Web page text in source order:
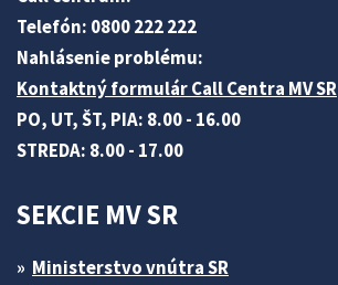
Telefón: 0800 222 222
Nahlásenie problému:
Kontaktný formulár Call Centra MV SR
PO, UT, ŠT, PIA: 8.00 - 16.00
STREDA: 8.00 - 17.00
SEKCIE MV SR
Ministerstvo vnútra SR